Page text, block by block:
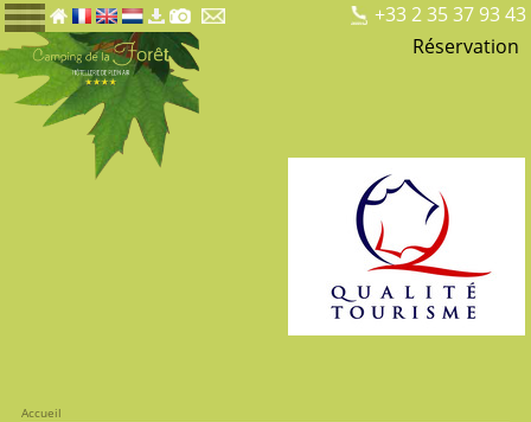
+33 2 35 37 93 43
Réservation
Accueil